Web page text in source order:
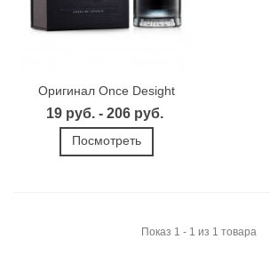
Оригинал Once Desight
19 руб. - 206 руб.
Посмотреть
Показ 1 - 1 из 1 товара